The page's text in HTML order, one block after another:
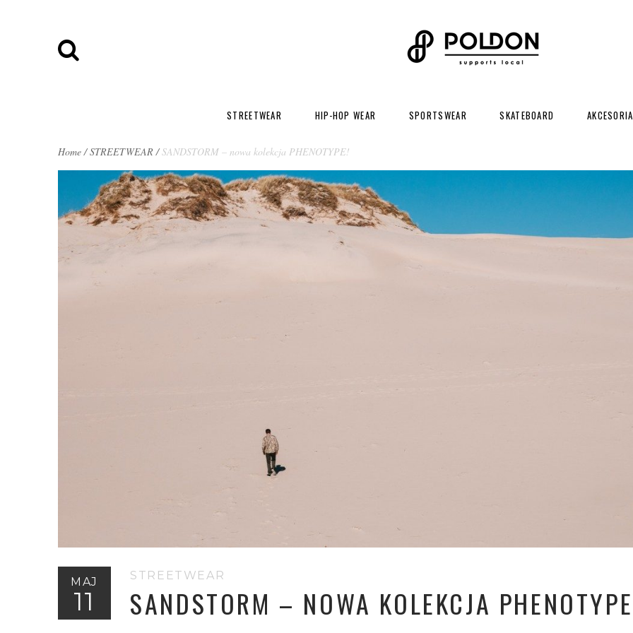
STREETWEAR HIP-HOP WEAR SPORTSWEAR SKATEBOARD AKCESORIA
BREADCRUMBS
NAVIGATION
Home/ STREETWEAR/ SANDSTORM – nowa kolekcja PHENOTYPE!
MAJ
11
STREETWEAR
SANDSTORM – NOWA KOLEKCJA